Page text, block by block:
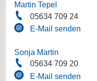
Martin Tepel
05634 709 24
E-Mail senden
Sonja Martin
05634 709 20
E-Mail senden